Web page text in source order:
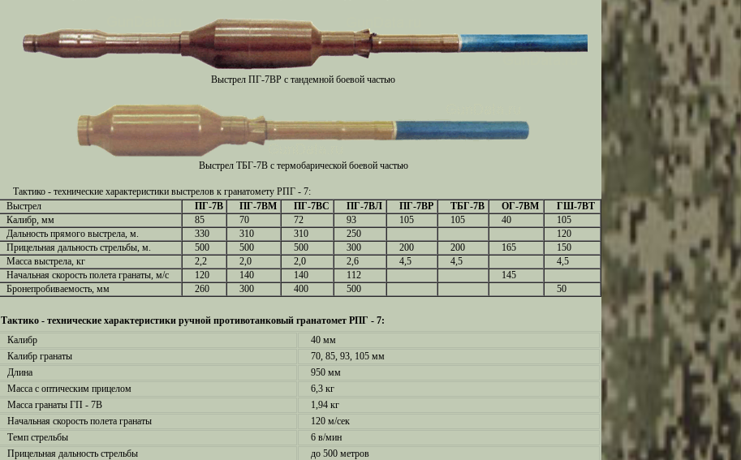
Выстрел ПГ-7ВР с тандемной боевой частью
Выстрел ТБГ-7В с термобарической боевой частью
Тактико - технические характеристики выстрелов к гранатомету РПГ - 7:
Выстрел
ПГ-7В ПГ-7ВМ ПГ-7ВС ПГ-7ВЛ ПГ-7ВР ТБГ-7В ОГ-7ВМ
ГШ-7ВТ
Калибр, мм
85 70 72 93 105 105 40
105
Дальность прямого выстрела, м.
330 310 310 250
120
Прицельная дальность стрельбы, м.
500 500 500 300 200 200 165
150
Масса выстрела, кг
2,2 2,0 2,0 2,6 4,5 4,5
4,5
Начальная скорость полета гранаты, м/с
120 140 140 112
145
Бронепробиваемость, мм
260 300 400 500 50
Тактико - технические характеристики ручной противотанковый гранатомет РПГ - 7:
Калибр
40 мм
Калибр гранаты
70, 85, 93, 105 мм
Длина
950 мм
Масса с оптическим прицелом
6,3 кг
Масса гранаты ГП - 7В
1,94 кг
Начальная скорость полета гранаты
120 м/сек
Темп стрельбы
6 в/мин
Прицельная дальность стрельбы
до 500 метров